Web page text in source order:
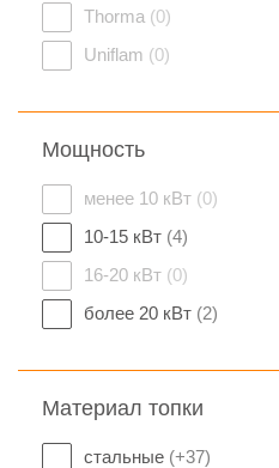
Thorma (0)
Uniflam (0)
Мощность
менее 10 кВт (0)
10-15 кВт (4)
16-20 кВт (0)
более 20 кВт (2)
Материал топки
стальные (+37)